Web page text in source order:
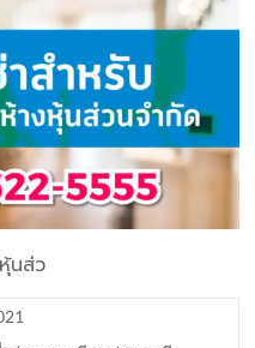
นส่ว